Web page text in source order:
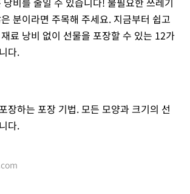
분이라면 주목해 주세요. 지금부터 쉽고
료 낭비 없이 선물을 포장할 수 있는 12가
다.
장하는 포장 기법. 모든 모양과 크기의 선
다.